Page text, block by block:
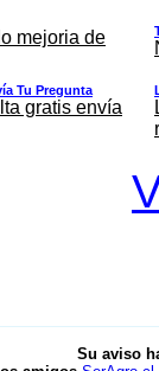
mejoria de
Tu Pregunta
gratis envía
Su aviso